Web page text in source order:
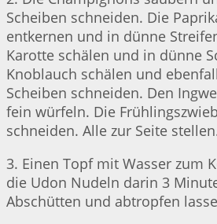
Scheiben schneiden. Die
entkernen und in dünne
Karotte schälen und in dünne
Knoblauch schälen und
Scheiben schneiden. Den
fein würfeln. Die
schneiden. Alle zur Seite
3. Einen Topf mit Wasser zum
die Udon Nudeln darin 3
Abschütten und abtropfen